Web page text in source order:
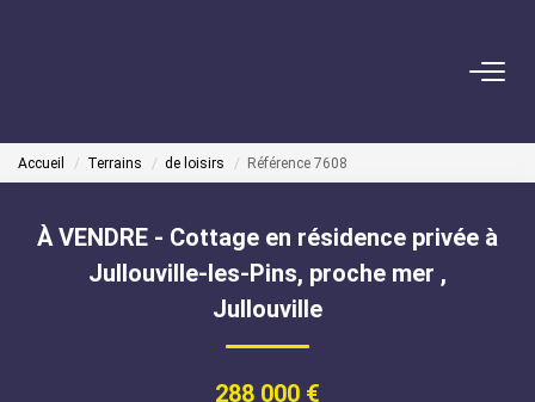
ACHETER
LOUER
Mise En Location
Accueil Terrains de loisirs Référence 7608
À VENDRE - Cottage en résidence privée à
Jullouville-les-Pins, proche mer ,
Jullouville
288 000 €